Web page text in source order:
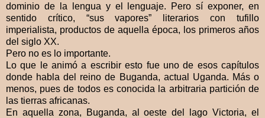
dominio de la lengua y el lenguaje. Pero sí exponer, en
sentido crítico, “sus vapores” literarios con tufillo
imperialista, productos de aquella época, los primeros años
del siglo XX.
Pero no es lo importante.
Lo que le animó a escribir esto fue uno de esos capítulos
donde habla del reino de Buganda, actual Uganda. Más o
menos, pues de todos es conocida la arbitraria partición de
las tierras africanas.
En aquella zona, Buganda, al oeste del lago Victoria, el